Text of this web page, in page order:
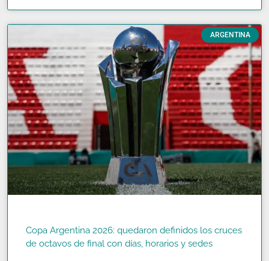
ARGENTINA
Copa Argentina 2026: quedaron definidos los cruces
de octavos de final con días, horarios y sedes